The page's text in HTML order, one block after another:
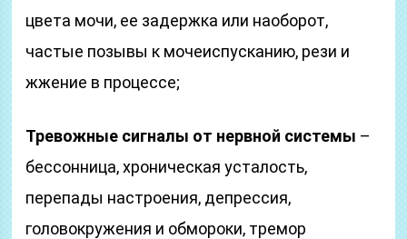
цвета мочи, ее задержка или наоборот,
частые позывы к мочеиспусканию, рези и
жжение в процессе;
Тревожные сигналы от нервной системы –
бессонница, хроническая усталость,
перепады настроения, депрессия,
головокружения и обмороки, тремор